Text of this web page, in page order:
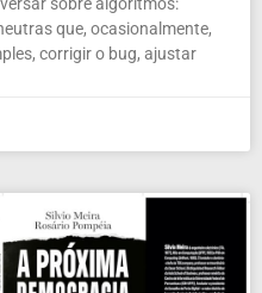
sobre algoritmos:
que, ocasionalmente,
corrigir o bug, ajustar